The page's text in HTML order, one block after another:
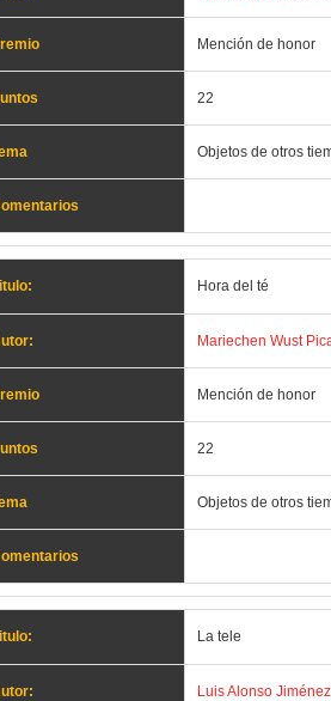
Mención de honor
22
Objetos de otros
Hora del té
Mariechen Wust
Mención de honor
22
Objetos de otros
La tele
Luis Alonso